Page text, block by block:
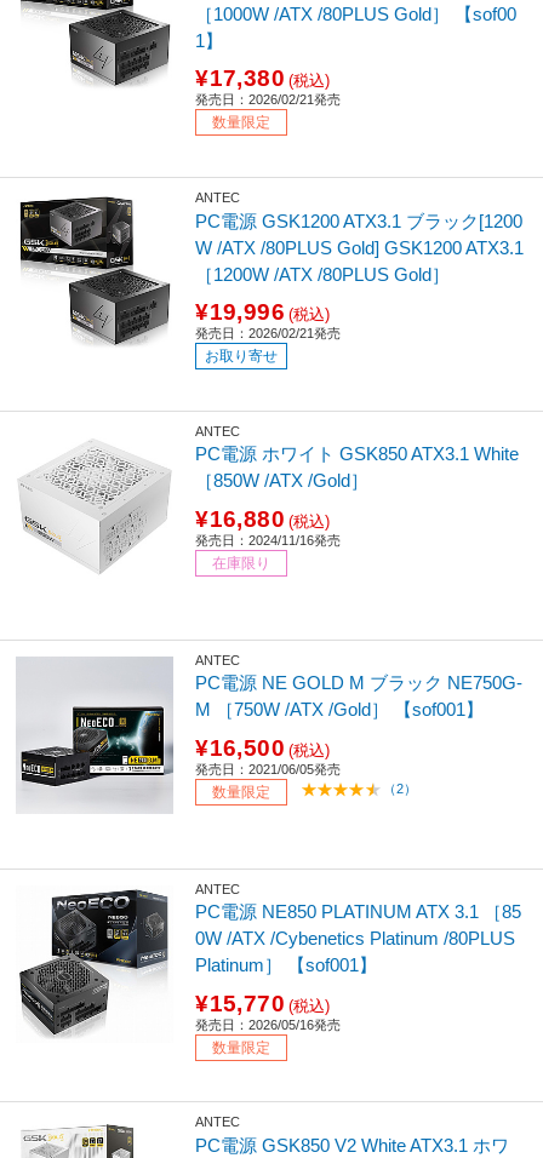
［1000W /ATX /80PLUS Gold］ 【sof00
1】
¥17,380 (税込)
発売日：2026/02/21発売
数量限定
ANTEC
PC電源 GSK1200 ATX3.1 ブラック[1200
W /ATX /80PLUS Gold] GSK1200 ATX3.1
［1200W /ATX /80PLUS Gold］
¥19,996 (税込)
発売日：2026/02/21発売
お取り寄せ
ANTEC
PC電源 ホワイト GSK850 ATX3.1 White
［850W /ATX /Gold］
¥16,880 (税込)
発売日：2024/11/16発売
在庫限り
ANTEC
PC電源 NE GOLD M ブラック NE750G-
M ［750W /ATX /Gold］ 【sof001】
¥16,500 (税込)
発売日：2021/06/05発売
数量限定 （2）
ANTEC
PC電源 NE850 PLATINUM ATX 3.1 ［85
0W /ATX /Cybenetics Platinum /80PLUS
Platinum］ 【sof001】
¥15,770 (税込)
発売日：2026/05/16発売
数量限定
ANTEC
PC電源 GSK850 V2 White ATX3.1 ホワ